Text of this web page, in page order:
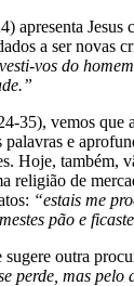
apresenta Jesus
a ser novas
vos do
35), vemos que
palavras e
Hoje, também,
religião de
“estais me
pão e
sugere outra
perde, mas pelo